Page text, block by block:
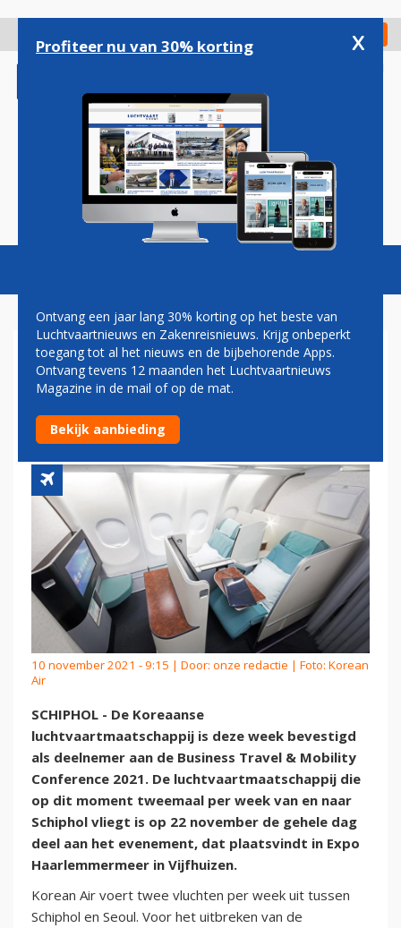
gaan
Check in
Magazine Podcasts Vacatures
KOREAN AIR NIEUWE
DEELNEMER
BTMCONFERENCE 2021
10 november 2021 - 9:15 | Door: onze redactie | Foto: Korean
Air
SCHIPHOL - De Koreaanse
luchtvaartmaatschappij is deze week bevestigd
als deelnemer aan de Business Travel & Mobility
Conference 2021. De luchtvaartmaatschappij die
op dit moment tweemaal per week van en naar
Schiphol vliegt is op 22 november de gehele dag
deel aan het evenement, dat plaatsvindt in Expo
Haarlemmermeer in Vijfhuizen.
Korean Air voert twee vluchten per week uit tussen
Schiphol en Seoul. Voor het uitbreken van de
Profiteer nu van 30% korting x
Ontvang een jaar lang 30% korting op het beste van
Luchtvaartnieuws en Zakenreisnieuws. Krijg onbeperkt
toegang tot al het nieuws en de bijbehorende Apps.
Ontvang tevens 12 maanden het Luchtvaartnieuws
Magazine in de mail of op de mat.
Bekijk aanbieding